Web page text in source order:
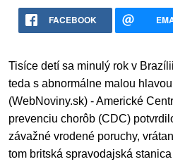
FACEBOOK
Tisíce detí sa minulý rok v
teda s abnormálne malou
(WebNoviny.sk) - Americké
prevenciu chorôb (CDC)
závažné vrodené poruchy,
tom britská spravodajská